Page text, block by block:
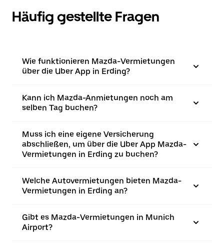
Häufig gestellte Fragen
Wie funktionieren Mazda-Vermietungen
über die Uber App in Erding?
Kann ich Mazda-Anmietungen noch am
selben Tag buchen?
Muss ich eine eigene Versicherung
abschließen, um über die Uber App Mazda-
Vermietungen in Erding zu buchen?
Welche Autovermietungen bieten Mazda-
Vermietungen in Erding an?
Gibt es Mazda-Vermietungen in Munich
Airport?